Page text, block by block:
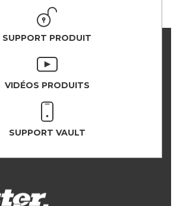
SUPPORT PRODUIT
VIDÉOS PRODUITS
SUPPORT VAULT